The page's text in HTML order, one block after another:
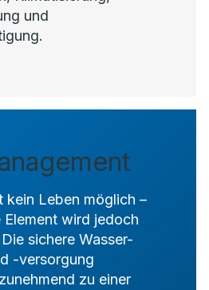
und
kein Leben möglich –
wird jedoch
sichere Wasser-
-versorgung
zu einer